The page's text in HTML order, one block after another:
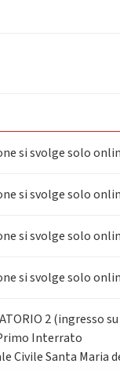
si svolge solo
si svolge solo
si svolge solo
si svolge solo
2 (ingresso
Interrato
Civile Santa Maria